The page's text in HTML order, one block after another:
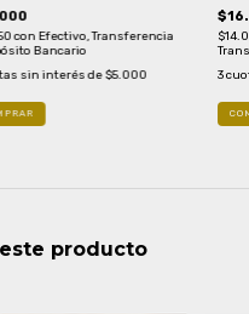
con Efectivo, Transferencia
Bancario
sin interés de$5.000
3
producto